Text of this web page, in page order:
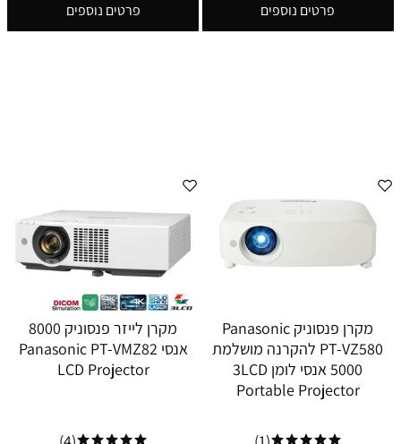
פרטים נוספים פרטים נוספים
מקרן פנסוניק Panasonic
PT-VZ580 להקרנה מושלמת
5000 אנסי לומן 3LCD
Portable Projector
מקרן לייזר פנסוניק 8000
אנסי Panasonic PT-VMZ82
LCD Projector